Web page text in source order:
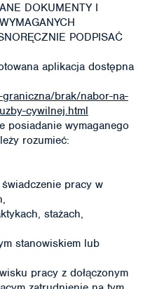
DOKUMENTY I
PODPISAĆ
aplikacja dostępna
brak/nabor-na-
cywilnej.html
posiadanie wymaganego
rozumieć:
pracy w
stażach,
stanowiskiem lub
pracy z dołączonym